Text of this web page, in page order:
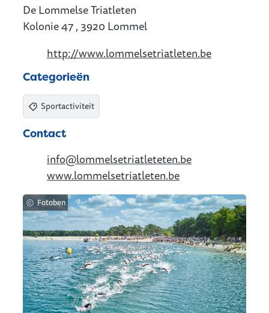
De Lommelse Triatleten
Kolonie 47,3920 Lommel
Websitehttp://www.lommelsetriatleten.be
Categorieën
Sportactiviteit
Contact
E-mailinfo@lommelsetriatleteten.be
Websitewww.lommelsetriatleten.be
Fotoben